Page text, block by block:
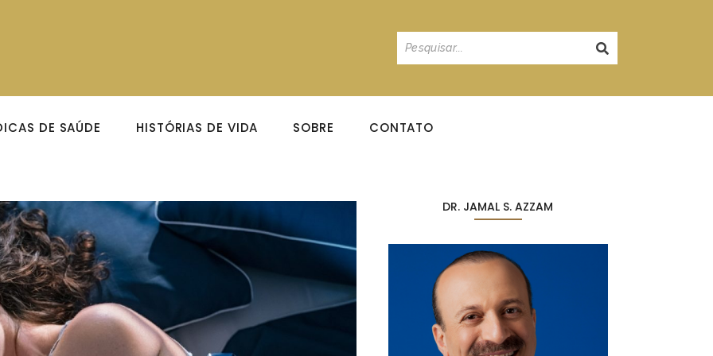
DE SAÚDE HISTÓRIAS DE VIDA SOBRE CONTATO
DR. JAMAL S. AZZAM